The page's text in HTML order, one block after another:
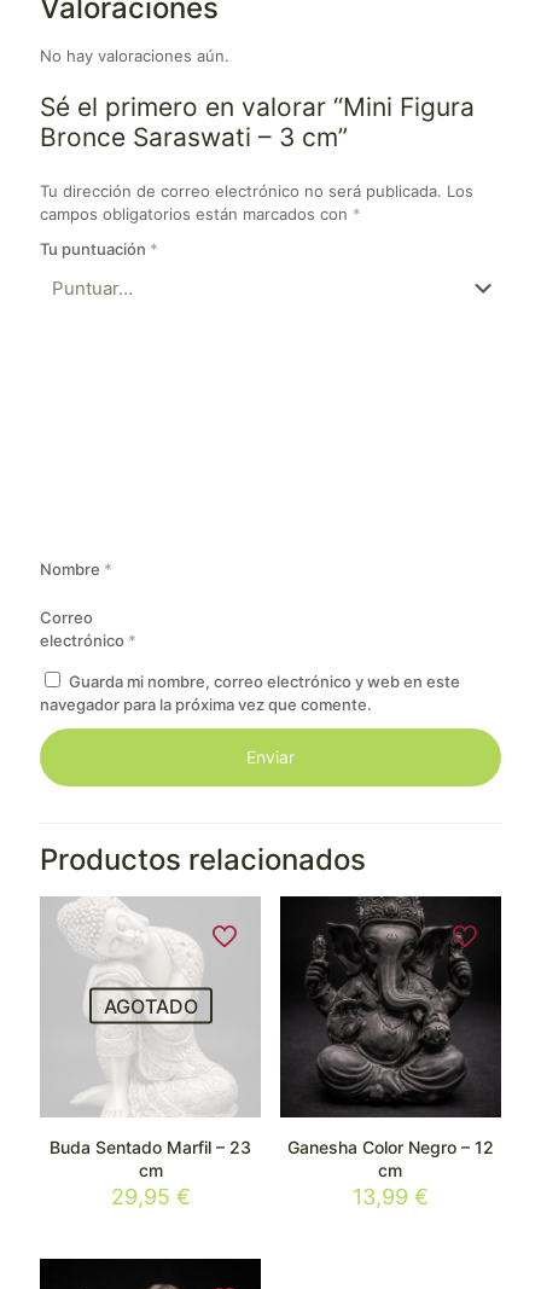
Valoraciones
No hay valoraciones aún.
Sé el primero en valorar “Mini Figura
Bronce Saraswati – 3 cm”
Tu dirección de correo electrónico no será publicada. Los
campos obligatorios están marcados con *
Tu puntuación *
Nombre *
Correo
electrónico *
Guarda mi nombre, correo electrónico y web en este
navegador para la próxima vez que comente.
Productos relacionados
AGOTADO
Buda Sentado Marfil – 23
cm
29,95 €
Ganesha Color Negro – 12
cm
13,99 €